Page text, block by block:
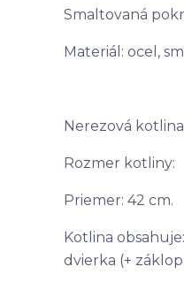
Smaltovaná
Materiál: ocel,
Nerezová
Rozmer kotliny:
Priemer: 42 cm.
Kotlina
dvierka (+